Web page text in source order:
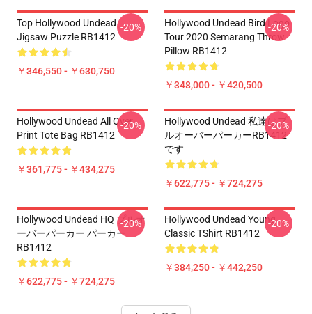
Top Hollywood Undead
Jigsaw Puzzle RB1412
￥346,550 - ￥630,750
-20%
Hollywood Undead Bird Logo
Tour 2020 Semarang Throw
Pillow RB1412
￥348,000 - ￥420,500
-20%
Hollywood Undead All Over
Print Tote Bag RB1412
￥361,775 - ￥434,275
-20%
Hollywood Undead 私達はプ
ルオーバーパーカーRB1412
です
￥622,775 - ￥724,275
-20%
Hollywood Undead HQ プルオ
ーバーパーカー パーカー
RB1412
￥622,775 - ￥724,275
-20%
Hollywood Undead Young
Classic TShirt RB1412
￥384,250 - ￥442,250
-20%